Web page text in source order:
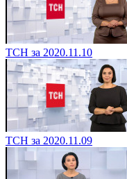
ТСН за 2020.11.10
ТСН за 2020.11.09